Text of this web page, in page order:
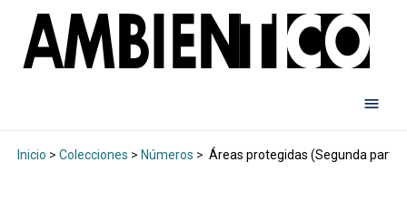
Inicio > Colecciones > Números > Áreas protegidas (Segunda parte)